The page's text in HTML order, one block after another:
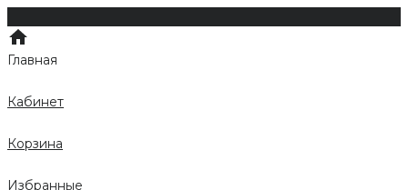
Главная
Кабинет
Корзина
Избранные